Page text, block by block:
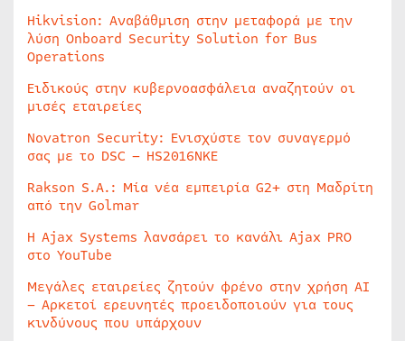
Hikvision: Αναβάθμιση στην μεταφορά με την
λύση Onboard Security Solution for Bus
Operations
Ειδικούς στην κυβερνοασφάλεια αναζητούν οι
μισές εταιρείες
Novatron Security: Ενισχύστε τον συναγερμό
σας με το DSC – HS2016NKE
Rakson S.A.: Μία νέα εμπειρία G2+ στη Μαδρίτη
από την Golmar
Η Ajax Systems λανσάρει το κανάλι Ajax PRO
στο YouTube
Μεγάλες εταιρείες ζητούν φρένο στην χρήση AI
– Αρκετοί ερευνητές προειδοποιούν για τους
κινδύνους που υπάρχουν